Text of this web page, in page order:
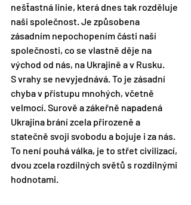
nešťastná linie, která dnes tak rozděluje
naši společnost. Je způsobena
zásadním nepochopením části naší
společnosti, co se vlastně děje na
východ od nás, na Ukrajině a v Rusku.
S vrahy se nevyjednává. To je zásadní
chyba v přístupu mnohých, včetně
velmocí. Surově a zákeřně napadená
Ukrajina brání zcela přirozeně a
statečně svoji svobodu a bojuje i za nás.
To není pouhá válka, je to střet civilizací,
dvou zcela rozdílných světů s rozdílnými
hodnotami.